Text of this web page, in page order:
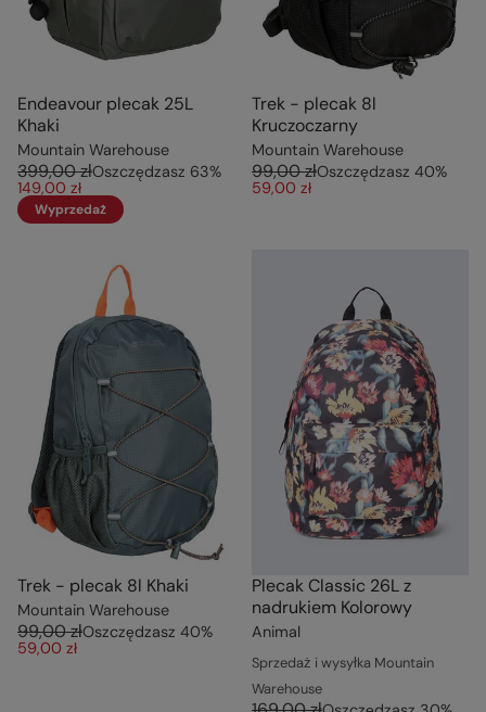
Endeavour plecak 25L
Khaki
Mountain Warehouse
399,00 złOszczędzasz 63%
149,00 zł
Wyprzedaż
Trek - plecak 8l
Kruczoczarny
Mountain Warehouse
99,00 złOszczędzasz 40%
59,00 zł
Trek - plecak 8l Khaki
Mountain Warehouse
99,00 złOszczędzasz 40%
59,00 zł
Plecak Classic 26L z
nadrukiem Kolorowy
Animal
Sprzedaż i wysyłka Mountain
Warehouse